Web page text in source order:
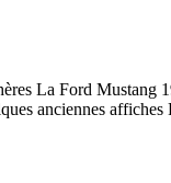
La Ford
anciennes